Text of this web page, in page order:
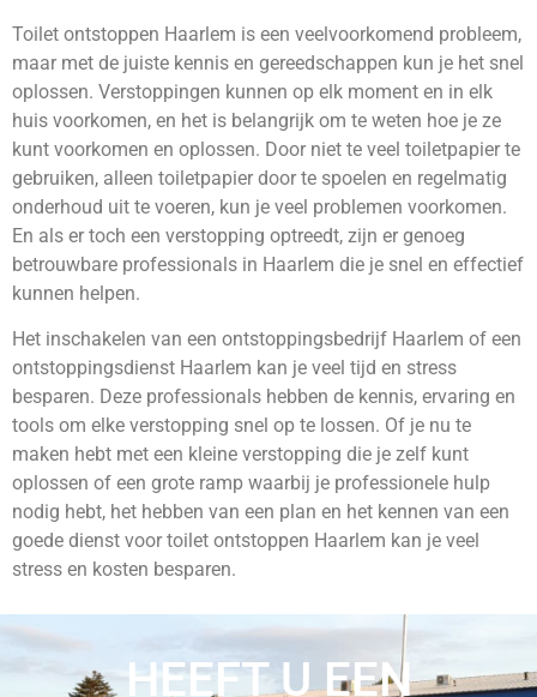
Toilet ontstoppen Haarlem is een veelvoorkomend probleem,
maar met de juiste kennis en gereedschappen kun je het snel
oplossen. Verstoppingen kunnen op elk moment en in elk
huis voorkomen, en het is belangrijk om te weten hoe je ze
kunt voorkomen en oplossen. Door niet te veel toiletpapier te
gebruiken, alleen toiletpapier door te spoelen en regelmatig
onderhoud uit te voeren, kun je veel problemen voorkomen.
En als er toch een verstopping optreedt, zijn er genoeg
betrouwbare professionals in Haarlem die je snel en effectief
kunnen helpen.
Het inschakelen van een ontstoppingsbedrijf Haarlem of een
ontstoppingsdienst Haarlem kan je veel tijd en stress
besparen. Deze professionals hebben de kennis, ervaring en
tools om elke verstopping snel op te lossen. Of je nu te
maken hebt met een kleine verstopping die je zelf kunt
oplossen of een grote ramp waarbij je professionele hulp
nodig hebt, het hebben van een plan en het kennen van een
goede dienst voor toilet ontstoppen Haarlem kan je veel
stress en kosten besparen.
HEEFT U EEN